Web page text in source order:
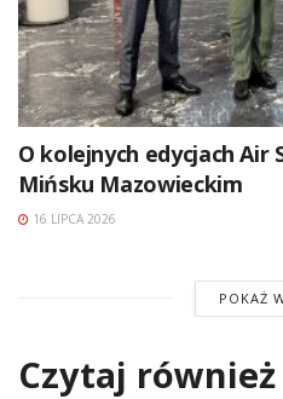
O kolejnych edycjach Air
Mińsku Mazowieckim
16 LIPCA 2026
POKAŻ
Czytaj również